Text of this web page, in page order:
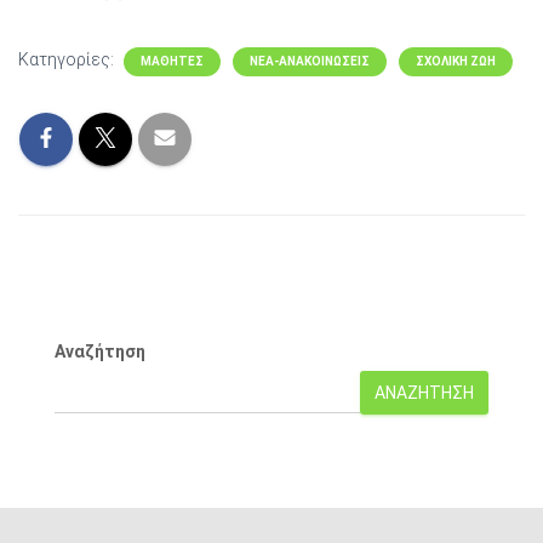
Κατηγορίες: ΜΑΘΗΤΕΣ ΝΕΑ-ΑΝΑΚΟΙΝΩΣΕΙΣ ΣΧΟΛΙΚΗ ΖΩΗ
Αναζήτηση
ΑΝΑΖΉΤΗΣΗ